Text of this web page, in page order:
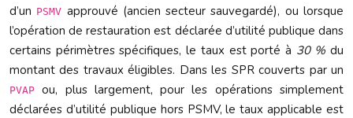
d’un PSMV approuvé (ancien secteur sauvegardé), ou lorsque
l’opération de restauration est déclarée d’utilité publique dans
certains périmètres spécifiques, le taux est porté à 30 % du
montant des travaux éligibles. Dans les SPR couverts par un
PVAP ou, plus largement, pour les opérations simplement
déclarées d’utilité publique hors PSMV, le taux applicable est